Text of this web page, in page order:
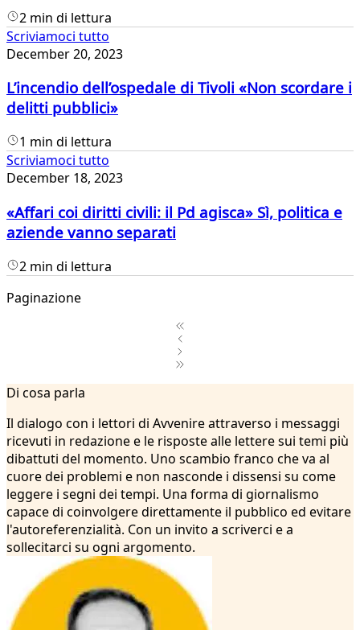
2 min di lettura
Scriviamoci tutto
December 20, 2023
L’incendio dell’ospedale di Tivoli «Non scordare i
delitti pubblici»
1 min di lettura
Scriviamoci tutto
December 18, 2023
«Affari coi diritti civili: il Pd agisca» Sì, politica e
aziende vanno separati
2 min di lettura
Paginazione
2
...
Di cosa parla
Il dialogo con i lettori di Avvenire attraverso i messaggi
ricevuti in redazione e le risposte alle lettere sui temi più
dibattuti del momento. Uno scambio franco che va al
cuore dei problemi e non nasconde i dissensi su come
leggere i segni dei tempi. Una forma di giornalismo
capace di coinvolgere direttamente il pubblico ed evitare
l'autoreferenzialità. Con un invito a scriverci e a
sollecitarci su ogni argomento.